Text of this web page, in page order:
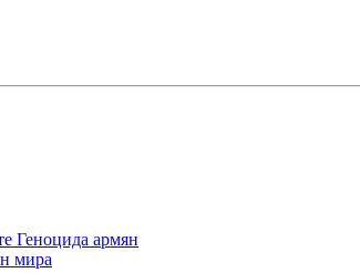
Геноцида армян
мира